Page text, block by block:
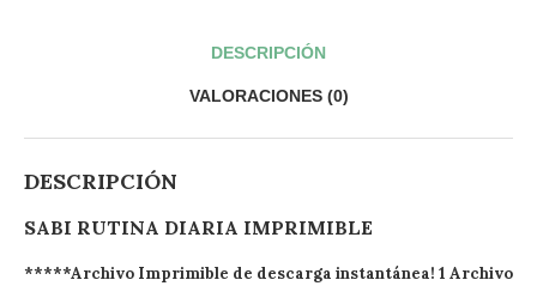
DESCRIPCIÓN
VALORACIONES (0)
DESCRIPCIÓN
SABI RUTINA DIARIA IMPRIMIBLE
*****Archivo Imprimible de descarga instantánea! 1 Archivo